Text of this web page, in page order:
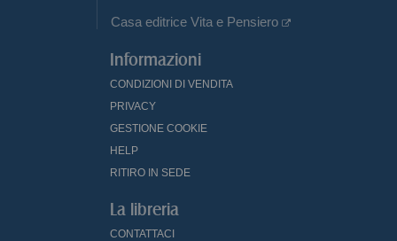
Casa editrice Vita e Pensiero
Informazioni
CONDIZIONI DI VENDITA
PRIVACY
GESTIONE COOKIE
HELP
RITIRO IN SEDE
La libreria
CONTATTACI